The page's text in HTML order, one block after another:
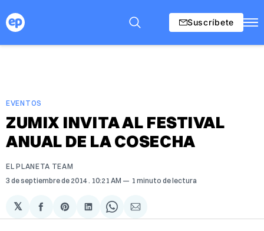
Suscríbete
EVENTOS
ZUMIX INVITA AL FESTIVAL
ANUAL DE LA COSECHA
EL PLANETA TEAM
3 de septiembre de 2014 . 10:21 AM 1 minuto de lectura
𝕏
Compartir
en
Share
on
Compartir
en
Share
on
Compartir
via